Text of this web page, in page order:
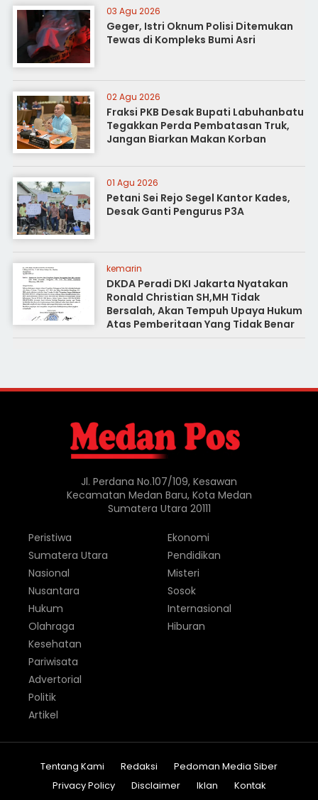
03 Agu 2026
Geger, Istri Oknum Polisi Ditemukan
Tewas di Kompleks Bumi Asri
02 Agu 2026
Fraksi PKB Desak Bupati Labuhanbatu
Tegakkan Perda Pembatasan Truk,
Jangan Biarkan Makan Korban
01 Agu 2026
Petani Sei Rejo Segel Kantor Kades,
Desak Ganti Pengurus P3A
kemarin
DKDA Peradi DKI Jakarta Nyatakan
Ronald Christian SH,MH Tidak
Bersalah, Akan Tempuh Upaya Hukum
Atas Pemberitaan Yang Tidak Benar
Jl. Perdana No.107/109, Kesawan
Kecamatan Medan Baru, Kota Medan
Sumatera Utara 20111
Peristiwa
Sumatera Utara
Nasional
Nusantara
Hukum
Olahraga
Ekonomi
Pendidikan
Misteri
Sosok
Internasional
Hiburan
Kesehatan
Pariwisata
Advertorial
Politik
Artikel
Tentang Kami Redaksi
Pedoman Media Siber
Privacy Policy
Disclaimer Iklan Kontak